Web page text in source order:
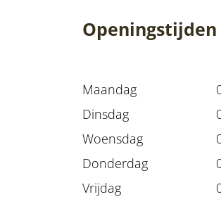
Openingstijden
Maandag
Dinsdag
Woensdag
Donderdag
Vrijdag